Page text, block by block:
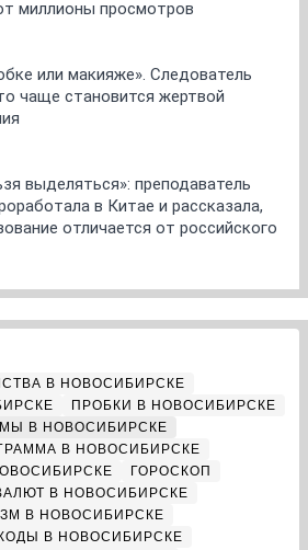
миллионы просмотров
или макияже». Следователь
чаще становится жертвой
выделяться»: преподаватель
в Китае и рассказала,
отличается от российского
В НОВОСИБИРСКЕ
ПРОБКИ В НОВОСИБИРСКЕ
В НОВОСИБИРСКЕ
В НОВОСИБИРСКЕ
ГОРОСКОП
В НОВОСИБИРСКЕ
В НОВОСИБИРСКЕ
В НОВОСИБИРСКЕ